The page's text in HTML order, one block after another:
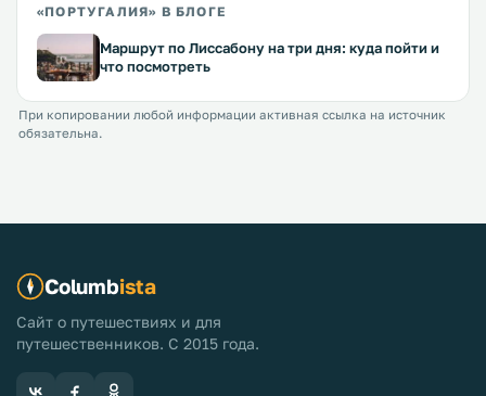
«ПОРТУГАЛИЯ» В БЛОГЕ
Маршрут по Лиссабону на три дня: куда пойти и
что посмотреть
При копировании любой информации активная ссылка на источник
обязательна.
Columbista
Сайт о путешествиях и для
путешественников. С 2015 года.